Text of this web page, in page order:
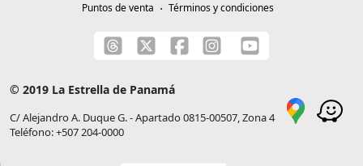
Puntos de venta
Términos y condiciones
© 2019 La Estrella de Panamá
C/ Alejandro A. Duque G. - Apartado 0815-00507, Zona 4
Teléfono: +507 204-0000